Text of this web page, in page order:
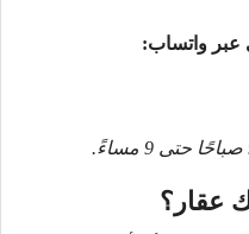
عبر واتساب:
عقار؟